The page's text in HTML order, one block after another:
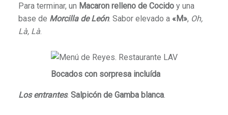
Para terminar, un Macaron relleno de Cocidoy una
base de Morcilla de León. Sabor elevado a «M», Oh,
Là, Là.
Bocados con sorpresa incluída
Los entrantes. Salpicón de Gamba blanca.